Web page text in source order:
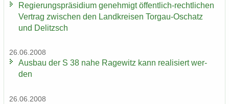
Re­gie­rungs­prä­si­di­um ge­neh­migt öffentlich-​rechtlichen
Ver­trag zwi­schen den Land­krei­sen Torgau-​Oschatz
und De­litzsch
26.06.2008
Aus­bau der S 38 nahe Ra­ge­witz kann rea­li­siert wer­
den
26.06.2008